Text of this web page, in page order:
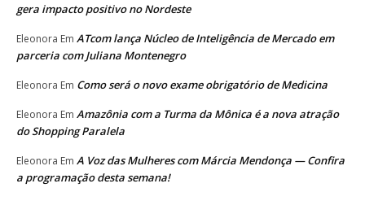
gera impacto positivo no Nordeste
Eleonora Em ATcom lança Núcleo de Inteligência de Mercado em
parceria com Juliana Montenegro
Eleonora Em Como será o novo exame obrigatório de Medicina
Eleonora Em Amazônia com a Turma da Mônica é a nova atração
do Shopping Paralela
Eleonora Em A Voz das Mulheres com Márcia Mendonça — Confira
a programação desta semana!